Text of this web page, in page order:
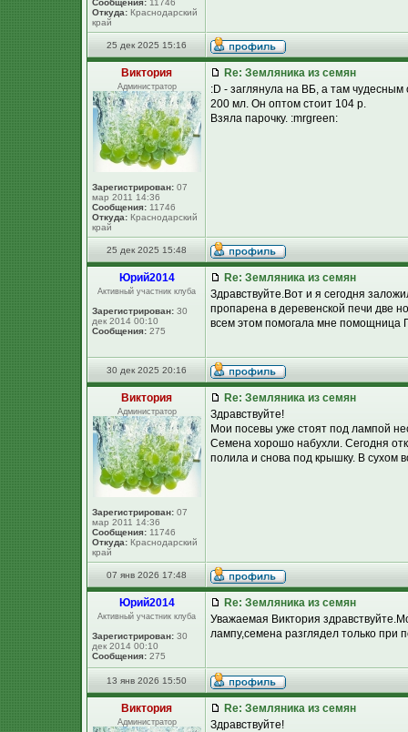
Сообщения: 11746
Откуда: Краснодарский
край
25 дек 2025 15:16
Виктория
Администратор
Зарегистрирован: 07
мар 2011 14:36
Сообщения: 11746
Откуда: Краснодарский
край
Re: Земляника из семян
:D - заглянула на ВБ, а там
200 мл. Он оптом стоит 104 р.
Взяла парочку. :mrgreen:
25 дек 2025 15:48
Юpий2014
Активный участник клуба
Зарегистрирован: 30
дек 2014 00:10
Сообщения: 275
Re: Земляника из семян
Здравствуйте.Вот и я сегодня
пропарена в деревенской печи две
всем этом помогала мне помощница
30 дек 2025 20:16
Виктория
Администратор
Зарегистрирован: 07
мар 2011 14:36
Сообщения: 11746
Откуда: Краснодарский
край
Re: Земляника из семян
Здравствуйте!
Мои посевы уже стоят под лампой
Семена хорошо набухли. Сегодня
полила и снова под крышку. В сухом
07 янв 2026 17:48
Юpий2014
Активный участник клуба
Зарегистрирован: 30
дек 2014 00:10
Сообщения: 275
Re: Земляника из семян
Уважаемая Виктория
лампу,семена разглядел только
13 янв 2026 15:50
Виктория
Администратор
Re: Земляника из семян
Здравствуйте!